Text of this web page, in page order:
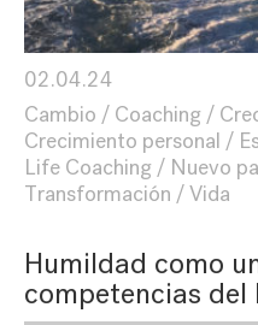
02.04.24
Cambio
Coaching
Crecimiento personal
Life Coaching
Nuevo
Transformación
Vida
Humildad como
competencias del